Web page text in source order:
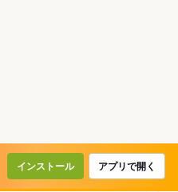
インストール アプリで開く